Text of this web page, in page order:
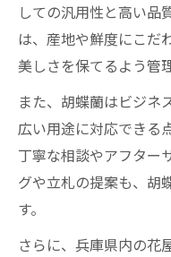
しての汎用性と高い品
は、産地や鮮度にこだ
美しさを保てるよう管
また、胡蝶蘭はビジネ
広い用途に対応できる
丁寧な相談やアフター
グや立札の提案も、胡
す。
さらに、兵庫県内の花